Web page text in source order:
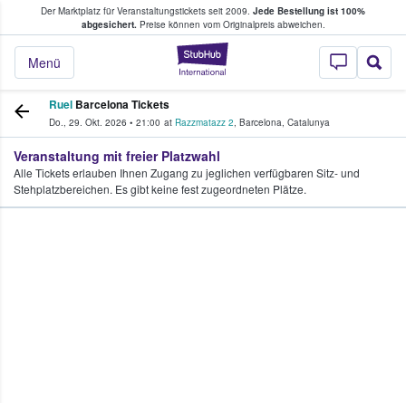
Der Marktplatz für Veranstaltungstickets seit 2009. Jede Bestellung ist 100%
abgesichert.Preise können vom Originalpreis abweichen.
StubHub - Wo
Menü
Tickets kaufen & verkaufen
Ruel Barcelona Tickets
Do., 29. Okt. 2026 • 21:00 at Razzmatazz 2, Barcelona, Catalunya
Veranstaltung mit freier Platzwahl
Alle Tickets erlauben Ihnen Zugang zu jeglichen verfügbaren Sitz- und
Stehplatzbereichen. Es gibt keine fest zugeordneten Plätze.